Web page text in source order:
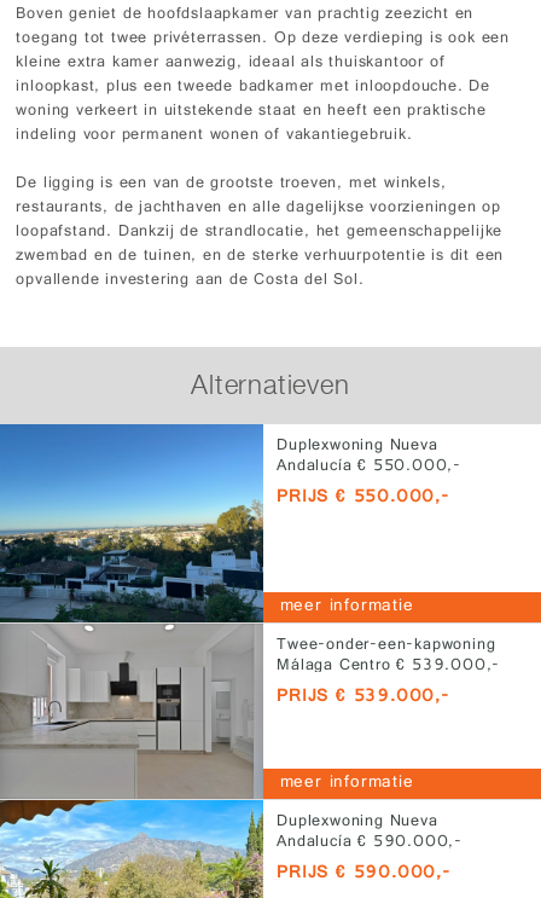
Boven geniet de hoofdslaapkamer van prachtig zeezicht en
toegang tot twee privéterrassen. Op deze verdieping is ook een
kleine extra kamer aanwezig, ideaal als thuiskantoor of
inloopkast, plus een tweede badkamer met inloopdouche. De
woning verkeert in uitstekende staat en heeft een praktische
indeling voor permanent wonen of vakantiegebruik.
De ligging is een van de grootste troeven, met winkels,
restaurants, de jachthaven en alle dagelijkse voorzieningen op
loopafstand. Dankzij de strandlocatie, het gemeenschappelijke
zwembad en de tuinen, en de sterke verhuurpotentie is dit een
opvallende investering aan de Costa del Sol.
Alternatieven
Duplexwoning Nueva
Andalucía € 550.000,-
PRIJS € 550.000,-
meer informatie
Twee-onder-een-kapwoning
Málaga Centro € 539.000,-
PRIJS € 539.000,-
meer informatie
Duplexwoning Nueva
Andalucía € 590.000,-
PRIJS € 590.000,-